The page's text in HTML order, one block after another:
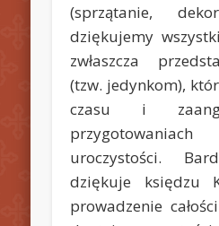
(sprzątanie,
dziękujemy
zwłaszcza
(tzw. jedynkom),
czasu i
uroczystości.
dziękuje księdzu
prowadzenie